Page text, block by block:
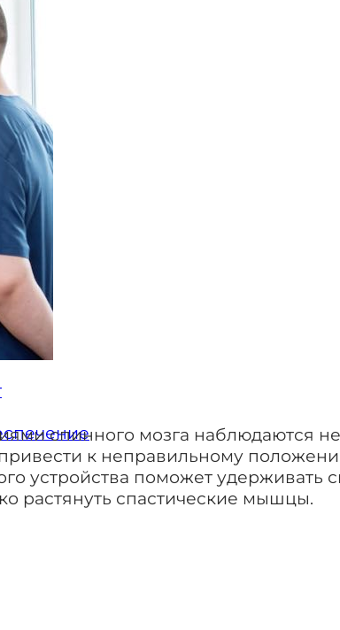
спинного мозга наблюдаются
к неправильному
устройства поможет удерживать
растянуть спастические мышцы.